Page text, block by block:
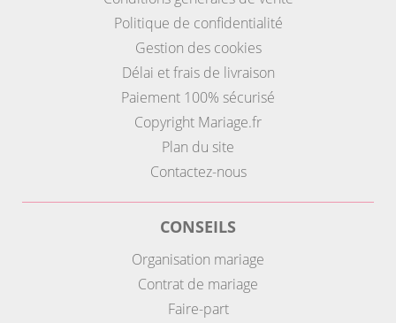
Politique de confidentialité
Gestion des cookies
Délai et frais de livraison
Paiement 100% sécurisé
Copyright Mariage.fr
Plan du site
Contactez-nous
CONSEILS
Organisation mariage
Contrat de mariage
Faire-part